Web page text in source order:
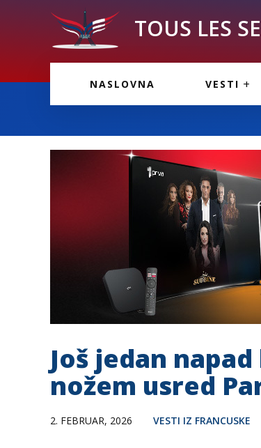
TOUS LES
NASLOVNA VESTI
Još jedan
nožem usred
2. FEBRUAR, 2026 VESTI IZ FRANCUSKE